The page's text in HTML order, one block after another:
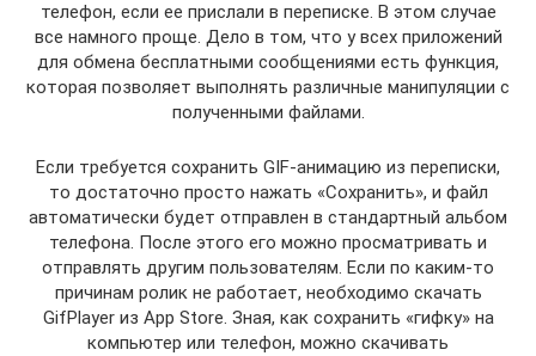
телефон, если ее прислали в переписке. В этом случае
все намного проще. Дело в том, что у всех приложений
для обмена бесплатными сообщениями есть функция,
которая позволяет выполнять различные манипуляции с
полученными файлами.
Если требуется сохранить GIF-анимацию из переписки,
то достаточно просто нажать «Сохранить», и файл
автоматически будет отправлен в стандартный альбом
телефона. После этого его можно просматривать и
отправлять другим пользователям. Если по каким-то
причинам ролик не работает, необходимо скачать
GifPlayer из App Store. Зная, как сохранить «гифку» на
компьютер или телефон, можно скачивать